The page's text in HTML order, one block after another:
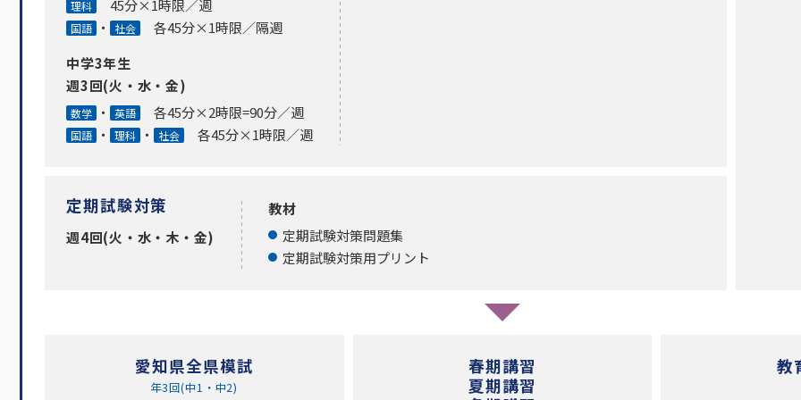
理科 45分×1時限／週
国語 ・ 社会
各45分×1時限／隔週
中学3年生
週3回(火・水・金)
数学 ・ 英語 各45分×2時限=90分／週
国語 ・ 理科 ・ 社会 各45分×1時限／週
定期試験対策
週4回(火・水・木・金)
教材
定期試験対策問題集
定期試験対策用プリント
愛知県全県模試
年3回(中1・中2)
春期講習
夏期講習
教